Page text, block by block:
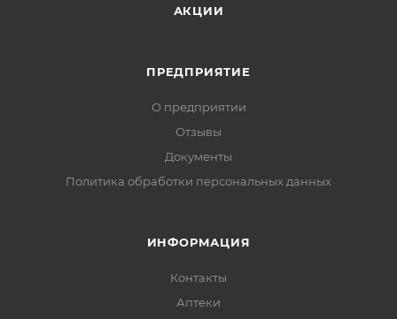
АКЦИИ
ПРЕДПРИЯТИЕ
О предприятии
Отзывы
Документы
Политика обработки персональных данных
ИНФОРМАЦИЯ
Контакты
Аптеки